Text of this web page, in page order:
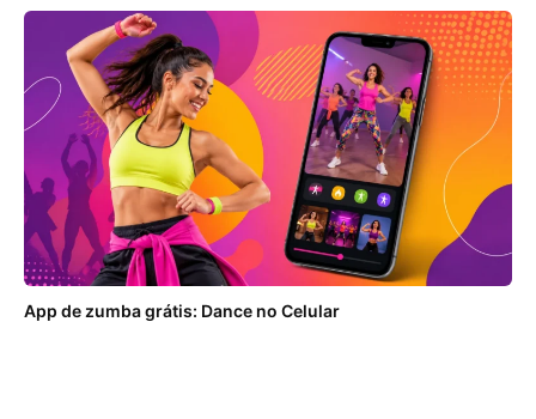
App de zumba grátis: Dance no Celular